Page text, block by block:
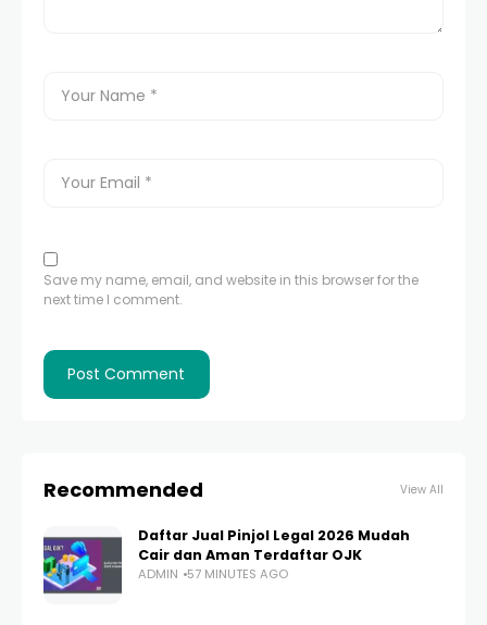
Save my name, email, and website in this browser for the
next time I comment.
Recommended View All
Daftar Jual Pinjol Legal 2026 Mudah
Cair dan Aman Terdaftar OJK
ADMIN 57 MINUTES AGO